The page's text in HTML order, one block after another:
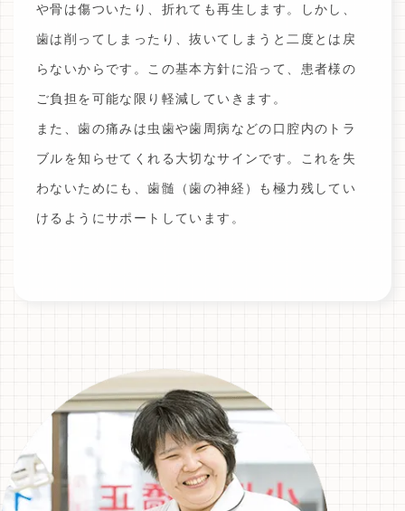
や骨は傷ついたり、折れても再生します。しかし、
歯は削ってしまったり、抜いてしまうと二度とは戻
らないからです。この基本方針に沿って、患者様の
ご負担を可能な限り軽減していきます。
また、歯の痛みは虫歯や歯周病などの口腔内のトラ
ブルを知らせてくれる大切なサインです。これを失
わないためにも、歯髄（歯の神経）も極力残してい
けるようにサポートしています。